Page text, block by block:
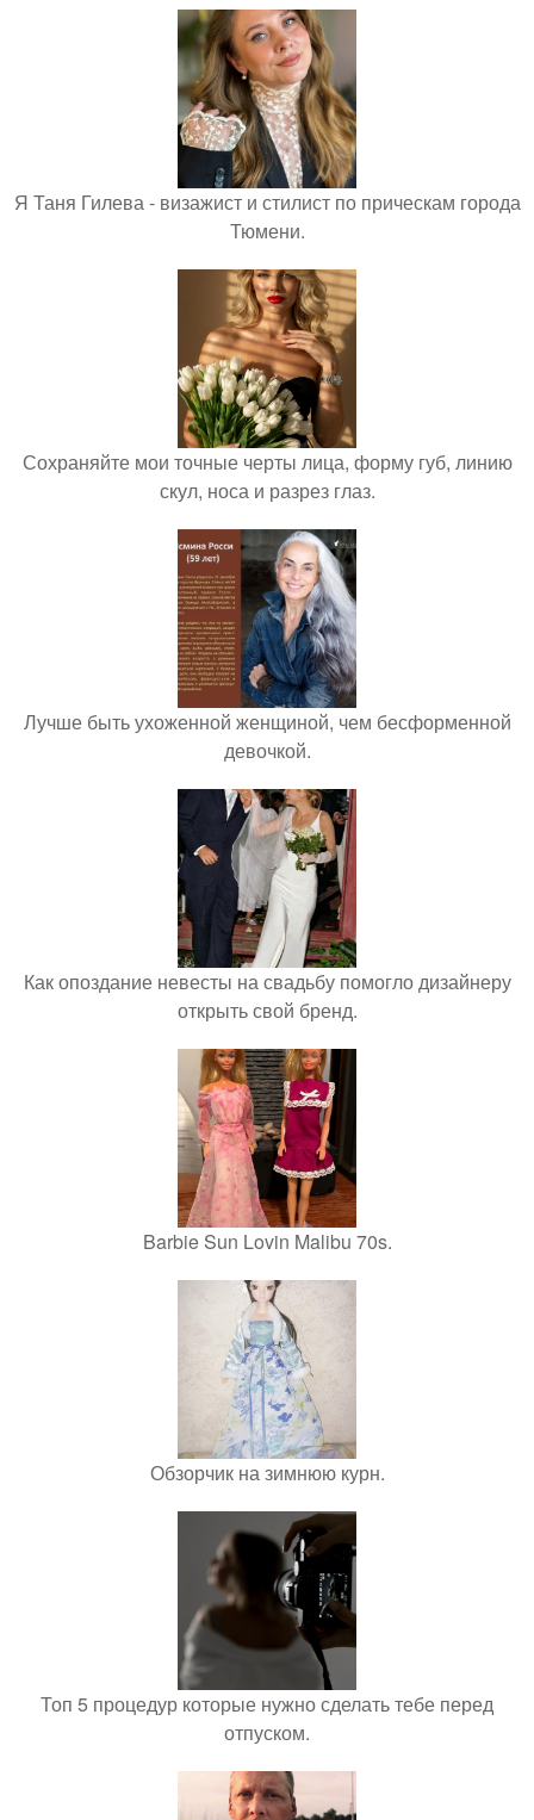
Я Таня Гилева - визажист и стилист по прическам города
Тюмени.
Сохраняйте мои точные черты лица, форму губ, линию
скул, носа и разрез глаз.
Лучше быть ухоженной женщиной, чем бесформенной
девочкой.
Как опоздание невесты на свадьбу помогло дизайнеру
открыть свой бренд.
Barbie Sun Lovin Malibu 70s.
Обзорчик на зимнюю курн.
Топ 5 процедур которые нужно сделать тебе перед
отпуском.